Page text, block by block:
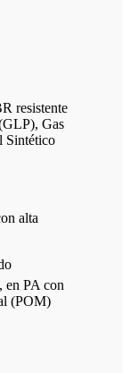
resistente
Gas
Sintético
alta
en PA con
(POM)